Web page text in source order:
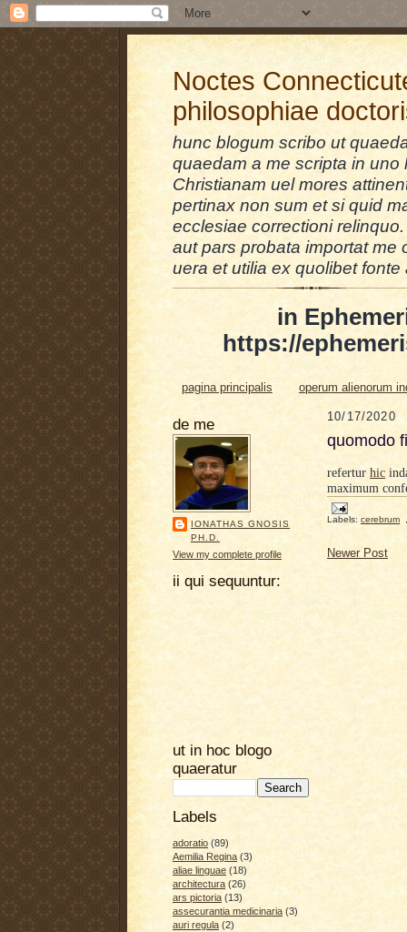
Noctes
philosophiae
hunc blogum scribo ut
quaedam a me scripta in
Christianam uel mores
pertinax non sum et si quid
ecclesiae correctioni
aut pars probata importat me
uera et utilia ex quolibet fonte
in
https://
pagina principalis operum alienorum
de me
IONATHAS GNOSIS
PH.D.
View my complete profile
ii qui sequuntur:
ut in hoc blogo
quaeratur
Labels
adoratio (89)
Aemilia Regina (3)
aliae linguae (18)
architectura (26)
ars pictoria (13)
assecurantia medicinaria (3)
auri regula (2)
10/17/2020
quomodo
refertur hic
maximum
Labels: cerebrum
Newer Post